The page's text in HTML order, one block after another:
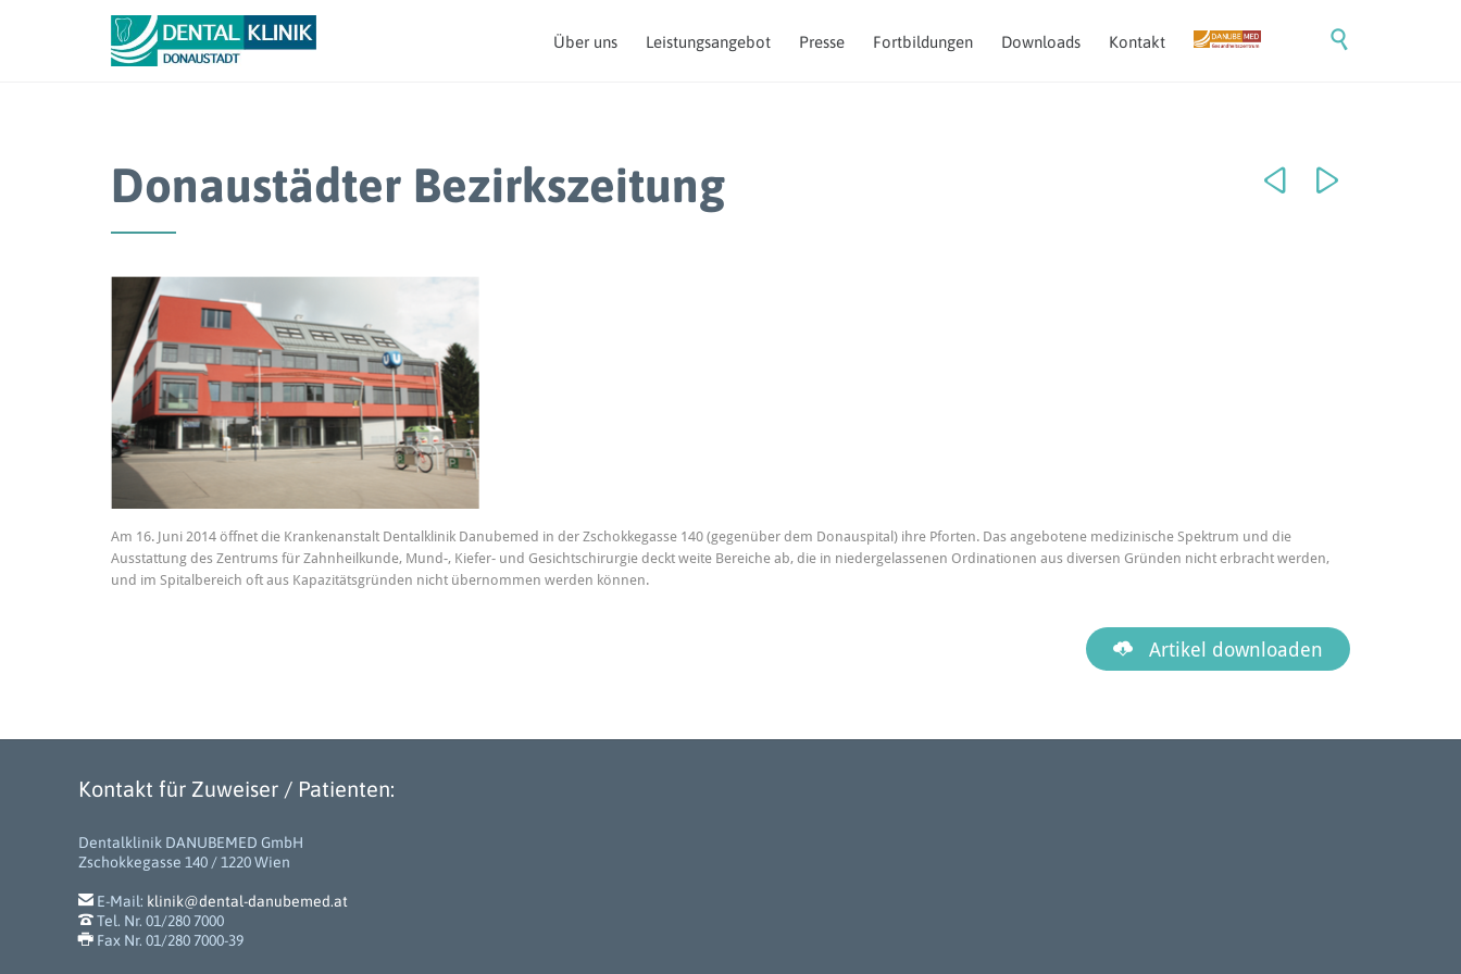
Über uns Leistungsangebot Presse Fortbildungen Downloads Kontakt 
Donaustädter Bezirkszeitung  
Am 16. Juni 2014 öffnet die Krankenanstalt Dentalklinik Danubemed in der Zschokkegasse 140 (gegenüber dem Donauspital) ihre Pforten. Das angebotene medizinische Spektrum und die
Ausstattung des Zentrums für Zahnheilkunde, Mund-, Kiefer- und Gesichtschirurgie deckt weite Bereiche ab, die in niedergelassenen Ordinationen aus diversen Gründen nicht erbracht werden,
und im Spitalbereich oft aus Kapazitätsgründen nicht übernommen werden können.
 Artikel downloaden
Kontakt für Zuweiser / Patienten:
Dentalklinik DANUBEMED GmbH
Zschokkegasse 140 / 1220 Wien
 E-Mail: klinik@dental-danubemed.at
 Tel. Nr. 01/280 7000
 Fax Nr. 01/280 7000-39